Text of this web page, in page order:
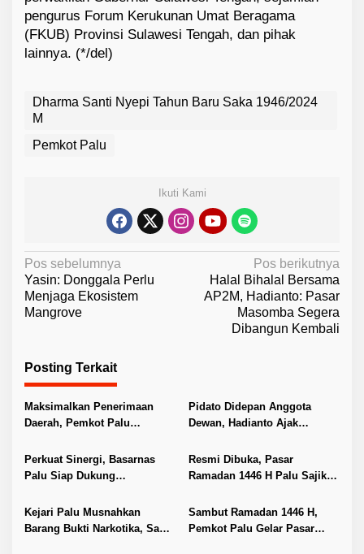
pengurus Forum Kerukunan Umat Beragama
(FKUB) Provinsi Sulawesi Tengah, dan pihak
lainnya. (*/del)
Dharma Santi Nyepi Tahun Baru Saka 1946/2024
M
Pemkot Palu
Ikuti Kami
N
a
v
g
a
s
i
p
o
Pos sebelumnya
Yasin: Donggala Perlu
Menjaga Ekosistem
Mangrove
Pos berikutnya
Halal Bihalal Bersama
AP2M, Hadianto: Pasar
Masomba Segera
Dibangun Kembali
Posting Terkait
Maksimalkan Penerimaan
Daerah, Pemkot Palu
ke Camat
Pidato Didepan Anggota
Dewan, Hadianto Ajak
Perkuat Sinergi, Basarnas
Palu Siap Dukung
Perairan Kota Palu
Resmi Dibuka, Pasar
Ramadan 1446 H Palu Sajikan
Kejari Palu Musnahkan
Barang Bukti Narkotika, Sabu
Sambut Ramadan 1446 H,
Pemkot Palu Gelar Pasar